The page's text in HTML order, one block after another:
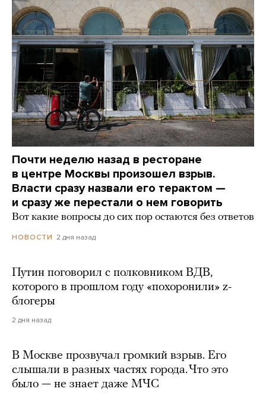
Почти неделю назад в ресторане
в центре Москвы произошел взрыв.
Власти сразу назвали его терактом —
и сразу же перестали о нем говорить
Вот какие вопросы до сих пор остаются без ответов
НОВОСТИ 2 дня назад
Путин поговорил с полковником ВДВ,
которого в прошлом году «похоронили» z-
блогеры
2 дня назад
В Москве прозвучал громкий взрыв. Его
слышали в разных частях города. Что это
было — не знает даже МЧС